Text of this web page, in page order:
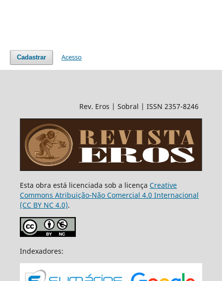
Cadastrar Acesso
Rev. Eros | Sobral | ISSN 2357-8246
Esta obra está licenciada sob a licença Creative
Commons Atribuição-Não Comercial 4.0 Internacional
(CC BY NC 4.0).
Indexadores: